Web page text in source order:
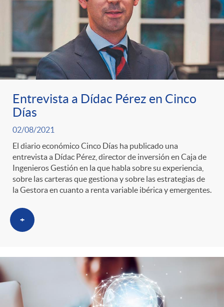
Entrevista a Dídac Pérez en Cinco
Días
02/08/2021
El diario económico Cinco Días ha publicado una
entrevista a Dídac Pérez, director de inversión en Caja de
Ingenieros Gestión en la que habla sobre su experiencia,
sobre las carteras que gestiona y sobre las estrategias de
la Gestora en cuanto a renta variable ibérica y emergentes.
+